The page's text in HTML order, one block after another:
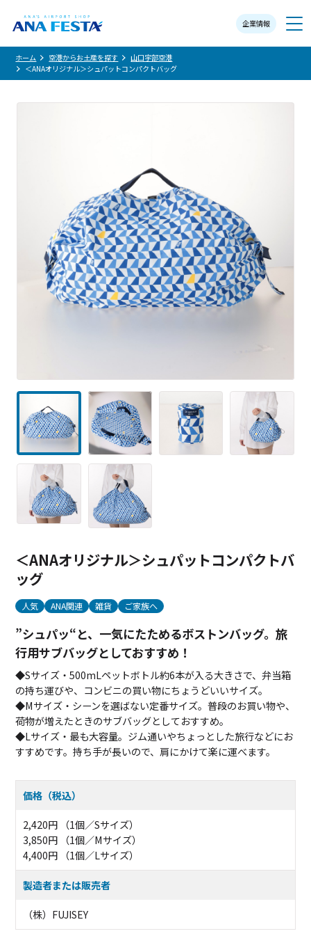
企業情報
メニュー
ホーム 空港からお土産を探す
山口宇部空港
＜ANAオリジナル＞シュパットコンパクトバッグ
＜ANAオリジナル＞シュパットコンパクトバ
ッグ
人気 ANA関連 雑貨 ご家族へ
”シュパッ“と、一気にたためるボストンバッグ。旅
行用サブバッグとしておすすめ！
◆Sサイズ・500mLペットボトル約6本が入る大きさで、弁当箱
の持ち運びや、コンビニの買い物にちょうどいいサイズ。
◆Mサイズ・シーンを選ばない定番サイズ。普段のお買い物や、
荷物が増えたときのサブバッグとしておすすめ。
◆Lサイズ・最も大容量。ジム通いやちょっとした旅行などにお
すすめです。持ち手が長いので、肩にかけて楽に運べます。
価格（税込）
2,420円 （1個／Sサイズ）
3,850円 （1個／Mサイズ）
4,400円 （1個／Lサイズ）
製造者または販売者
（株）FUJISEY